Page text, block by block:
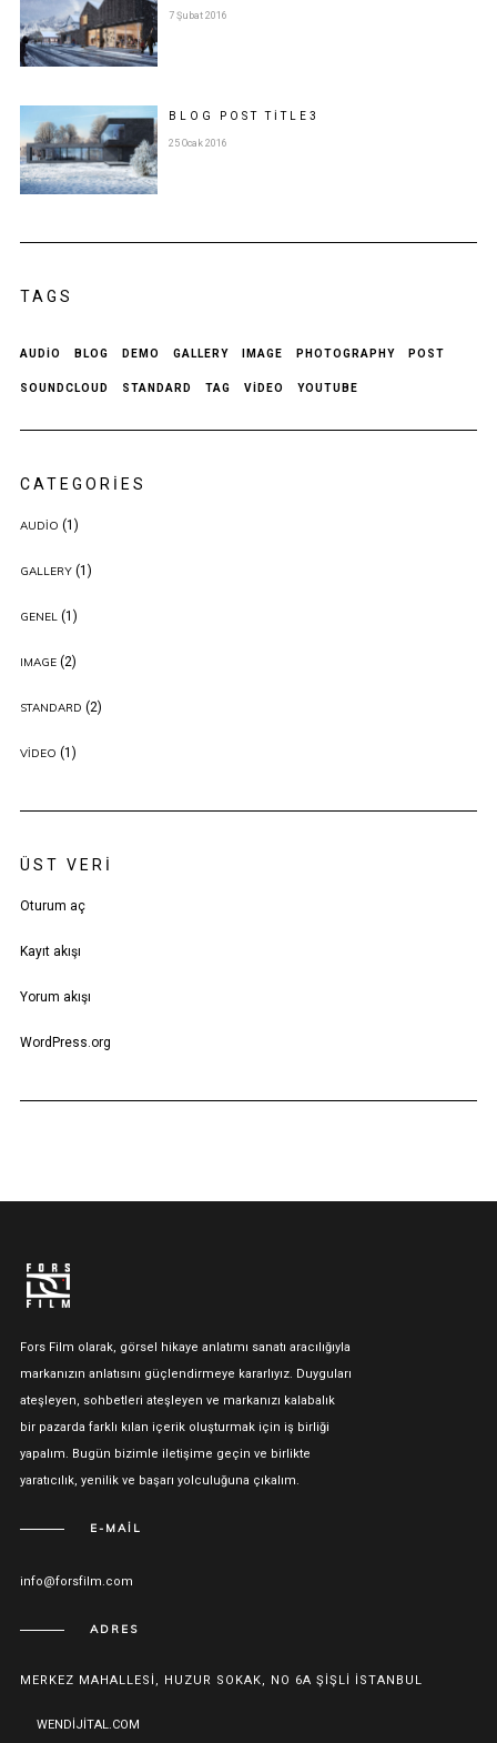
7 Şubat 2016
BLOG POSTTITLE 3
25 Ocak 2016
TAGS
AUDIO BLOG DEMO GALLERY IMAGE PHOTOGRAPHY POST
SOUNDCLOUD STANDARD TAG VIDEO YOUTUBE
CATEGORIES
AUDIO (1)
GALLERY(1)
GENEL (1)
IMAGE(2)
STANDARD (2)
VIDEO (1)
ÜST VERI
Oturum aç
Kayıt akışı
Yorum akışı
WordPress.org
Fors Film olarak, görsel hikaye anlatımı sanatı aracılığıyla
markanızın anlatısını güçlendirmeye kararlıyız. Duyguları
ateşleyen, sohbetleri ateşleyen ve markanızı kalabalık
bir pazarda farklı kılan içerik oluşturmak için iş birliği
yapalım. Bugün bizimle iletişime geçin ve birlikte
yaratıcılık, yenilik ve başarı yolculuğuna çıkalım.
E-MAIL
info@forsfilm.com
ADRES
MERKEZ MAHALLESI, HUZUR SOKAK, NO 6A ŞIŞLI İSTANBUL
WENDIJITAL.COM